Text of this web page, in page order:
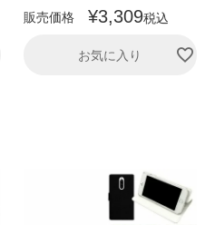
販売価格
¥3,309税込
お気に入り